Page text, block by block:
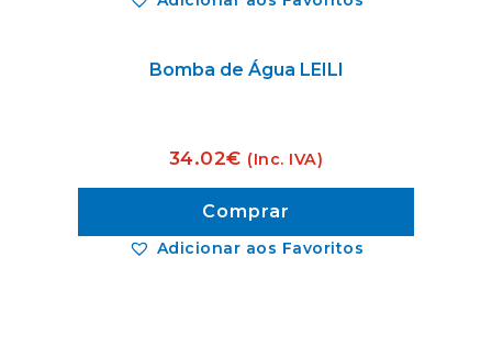
Adicionar aos Favoritos
Bomba de Água LEILI
34.02€ (Inc. IVA)
Comprar